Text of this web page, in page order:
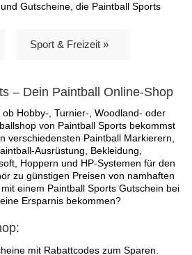
Gutscheine, die Paintball Sports
Sport & Freizeit »
– Dein Paintball Online-Shop
Hobby-, Turnier-, Woodland- oder
von Paintball Sports bekommst
verschiedensten Paintball Markierern,
Ausrüstung, Bekleidung,
Hoppern und HP-Systemen für den
zu günstigen Preisen von namhaften
einem Paintball Sports Gutschein bei
Ersparnis bekommen?
mit Rabattcodes zum Sparen.